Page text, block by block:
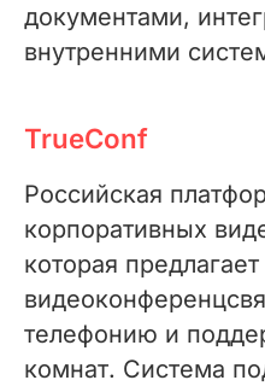
документами,
внутренними
TrueConf
Российская
корпоративных
которая
телефонию и
комнат. Система